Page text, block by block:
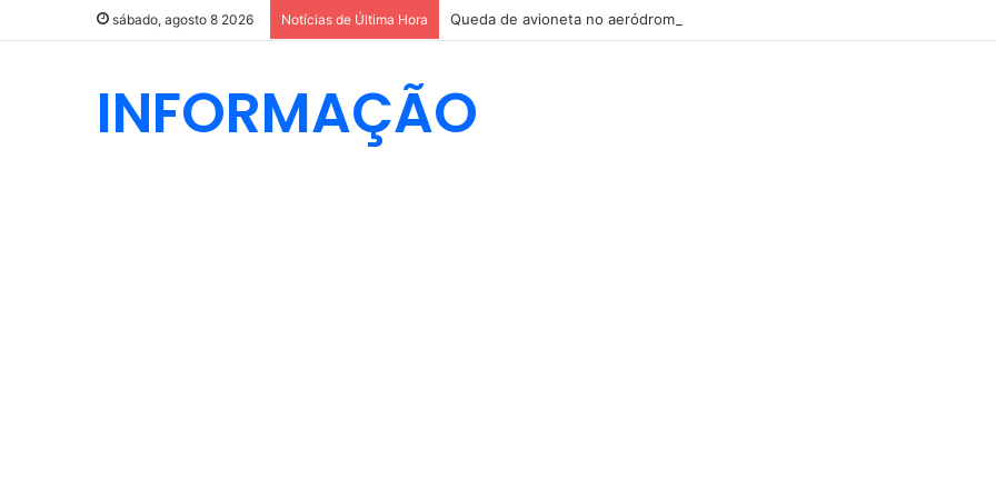
sábado, agosto 8 2026 Notícias de Última Hora Queda de avioneta no aeródromo de Portimão causa um morto
INFORMAÇÃO